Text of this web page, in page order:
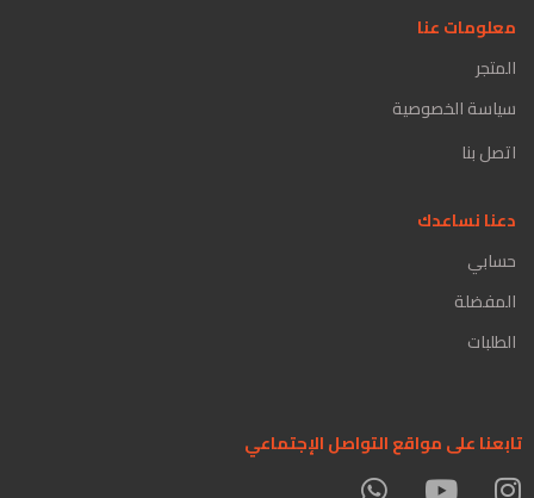
معلومات عنا
المتجر
سياسة الخصوصية
اتصل بنا
دعنا نساعدك
حسابي
المفضلة
الطلبات
تابعنا على مواقع التواصل الإجتماعي